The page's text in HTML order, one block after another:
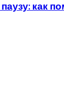
как